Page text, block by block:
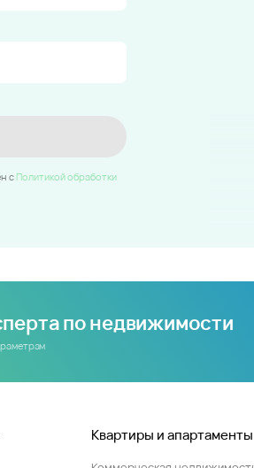
c Политикой обработки
по недвижимости
Квартиры и апартаменты